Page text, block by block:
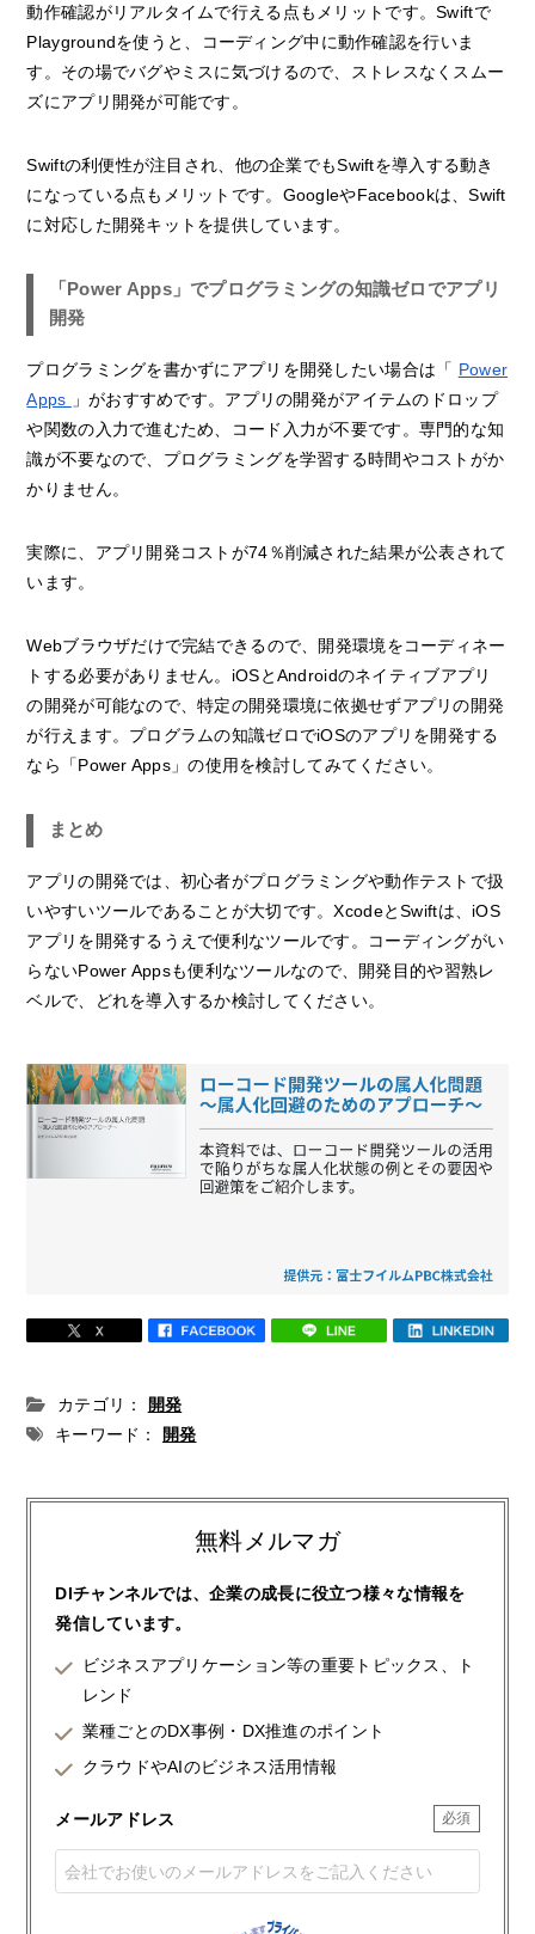
動作確認がリアルタイムで行える点もメリットです。Swiftで
Playgroundを使うと、コーディング中に動作確認を行いま
す。その場でバグやミスに気づけるので、ストレスなくスムー
ズにアプリ開発が可能です。
Swiftの利便性が注目され、他の企業でもSwiftを導入する動き
になっている点もメリットです。GoogleやFacebookは、Swift
に対応した開発キットを提供しています。
「Power Apps」でプログラミングの知識ゼロでアプリ
開発
プログラミングを書かずにアプリを開発したい場合は「 Power
Apps
」がおすすめです。アプリの開発がアイテムのドロップ
や関数の入力で進むため、コード入力が不要です。専門的な知
識が不要なので、プログラミングを学習する時間やコストがか
かりません。
実際に、アプリ開発コストが74％削減された結果が公表されて
います。
Webブラウザだけで完結できるので、開発環境をコーディネー
トする必要がありません。iOSとAndroidのネイティブアプリ
の開発が可能なので、特定の開発環境に依拠せずアプリの開発
が行えます。プログラムの知識ゼロでiOSのアプリを開発する
なら「Power Apps」の使用を検討してみてください。
まとめ
アプリの開発では、初心者がプログラミングや動作テストで扱
いやすいツールであることが大切です。XcodeとSwiftは、iOS
アプリを開発するうえで便利なツールです。コーディングがい
らないPower Appsも便利なツールなので、開発目的や習熟レ
ベルで、どれを導入するか検討してください。
カテゴリ：
開発
キーワード：
開発
無料メルマガ
DIチャンネルでは、企業の成長に役立つ様々な情報を
発信しています。
ビジネスアプリケーション等の重要トピックス、ト
レンド
業種ごとのDX事例・DX推進のポイント
クラウドやAIのビジネス活用情報
メールアドレス